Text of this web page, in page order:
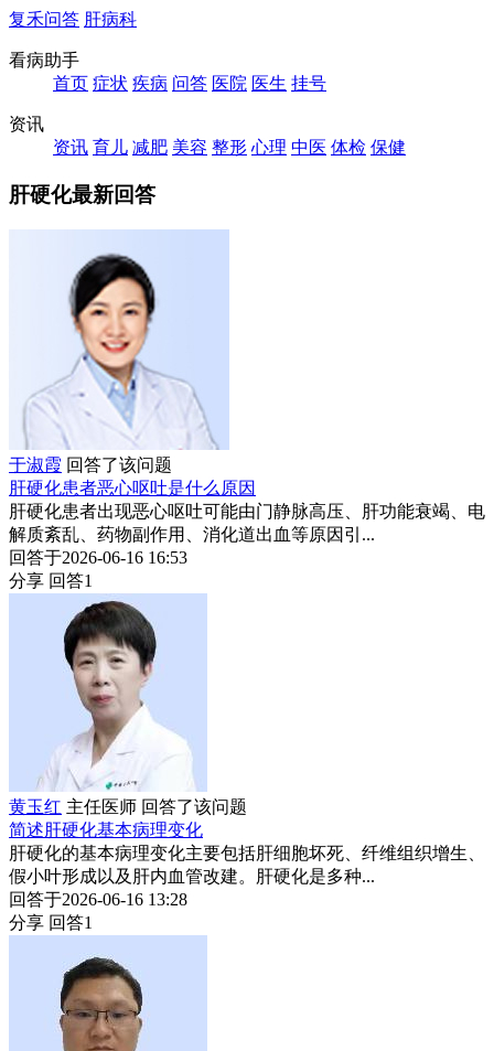
复禾问答 肝病科
看病助手
首页 症状 疾病 问答 医院 医生 挂号
资讯
资讯 育儿 减肥 美容 整形 心理 中医 体检 保健
肝硬化最新回答
于淑霞 回答了该问题
肝硬化患者恶心呕吐是什么原因
肝硬化患者出现恶心呕吐可能由门静脉高压、肝功能衰竭、电
解质紊乱、药物副作用、消化道出血等原因引...
回答于2026-06-16 16:53
分享 回答1
黄玉红 主任医师 回答了该问题
简述肝硬化基本病理变化
肝硬化的基本病理变化主要包括肝细胞坏死、纤维组织增生、
假小叶形成以及肝内血管改建。肝硬化是多种...
回答于2026-06-16 13:28
分享 回答1